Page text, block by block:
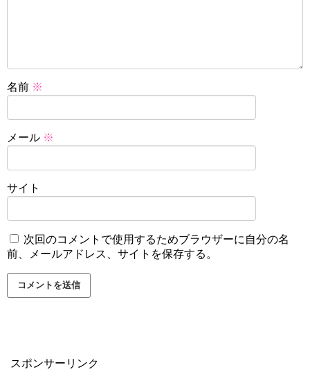
名前 ※
メール ※
サイト
次回のコメントで使用するためブラウザーに自分の名
前、メールアドレス、サイトを保存する。
スポンサーリンク